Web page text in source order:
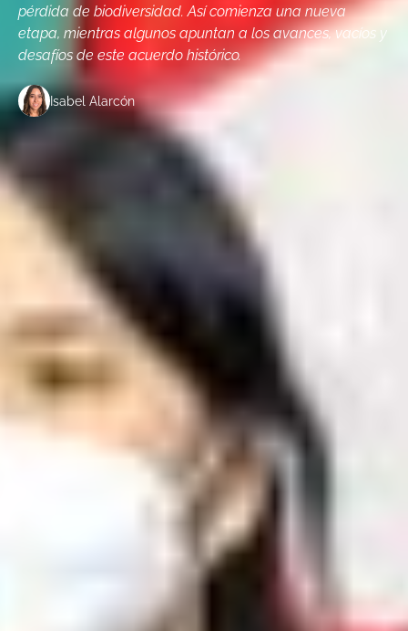
pérdida de biodiversidad. Así comienza una nueva
etapa, mientras algunos apuntan a los avances, vacíos y
desafíos de este acuerdo histórico.
Isabel Alarcón